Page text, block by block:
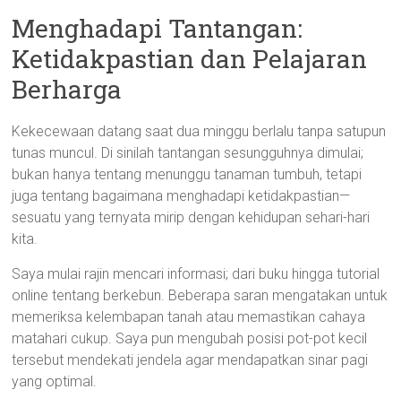
Menghadapi Tantangan:
Ketidakpastian dan Pelajaran
Berharga
Kekecewaan datang saat dua minggu berlalu tanpa satupun
tunas muncul. Di sinilah tantangan sesungguhnya dimulai;
bukan hanya tentang menunggu tanaman tumbuh, tetapi
juga tentang bagaimana menghadapi ketidakpastian—
sesuatu yang ternyata mirip dengan kehidupan sehari-hari
kita.
Saya mulai rajin mencari informasi; dari buku hingga tutorial
online tentang berkebun. Beberapa saran mengatakan untuk
memeriksa kelembapan tanah atau memastikan cahaya
matahari cukup. Saya pun mengubah posisi pot-pot kecil
tersebut mendekati jendela agar mendapatkan sinar pagi
yang optimal.